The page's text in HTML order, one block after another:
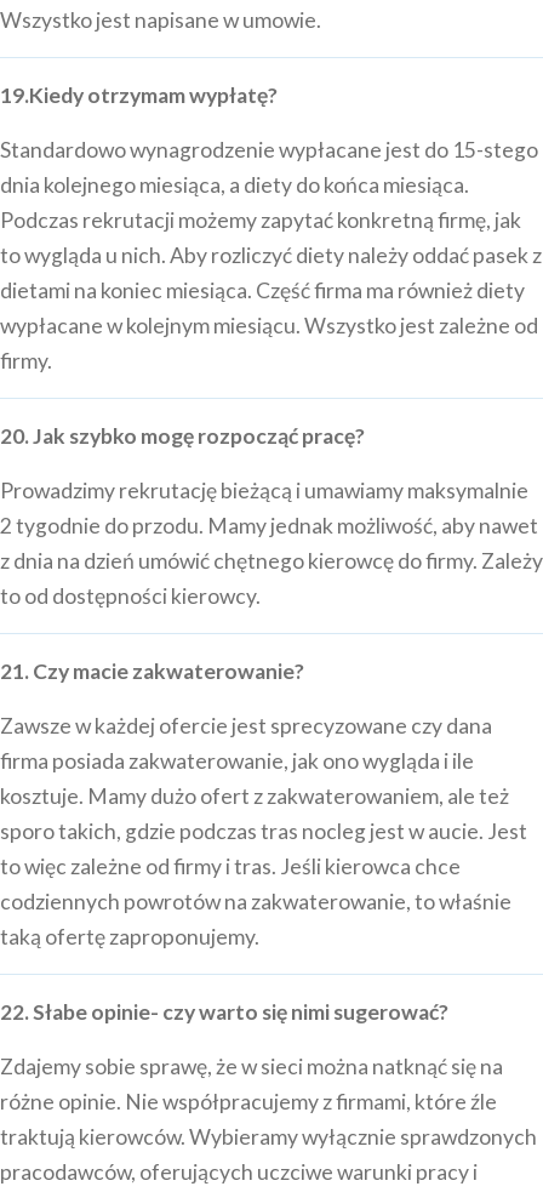
Wszystko jest napisane w umowie.
19.Kiedy otrzymam wypłatę?
Standardowo wynagrodzenie wypłacane jest do 15-stego
dnia kolejnego miesiąca, a diety do końca miesiąca.
Podczas rekrutacji możemy zapytać konkretną firmę, jak
to wygląda u nich. Aby rozliczyć diety należy oddać pasek z
dietami na koniec miesiąca. Część firma ma również diety
wypłacane w kolejnym miesiącu. Wszystko jest zależne od
firmy.
20. Jak szybko mogę rozpocząć pracę?
Prowadzimy rekrutację bieżącą i umawiamy maksymalnie
2 tygodnie do przodu. Mamy jednak możliwość, aby nawet
z dnia na dzień umówić chętnego kierowcę do firmy. Zależy
to od dostępności kierowcy.
21. Czy macie zakwaterowanie?
Zawsze w każdej ofercie jest sprecyzowane czy dana
firma posiada zakwaterowanie, jak ono wygląda i ile
kosztuje. Mamy dużo ofert z zakwaterowaniem, ale też
sporo takich, gdzie podczas tras nocleg jest w aucie. Jest
to więc zależne od firmy i tras. Jeśli kierowca chce
codziennych powrotów na zakwaterowanie, to właśnie
taką ofertę zaproponujemy.
22. Słabe opinie- czy warto się nimi sugerować?
Zdajemy sobie sprawę, że w sieci można natknąć się na
różne opinie. Nie współpracujemy z firmami, które źle
traktują kierowców. Wybieramy wyłącznie sprawdzonych
pracodawców, oferujących uczciwe warunki pracy i